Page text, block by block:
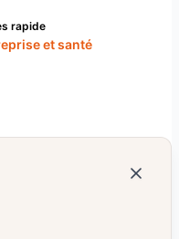
rapide
et santé